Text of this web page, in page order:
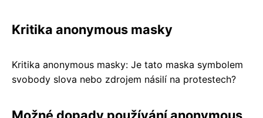
Kritika anonymous masky
Kritika anonymous masky: Je tato maska symbolem
svobody slova nebo zdrojem násilí na protestech?
Možné dopady používání anonymous